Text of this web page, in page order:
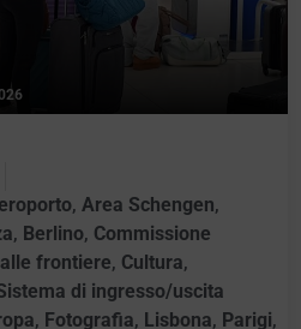
, Area Schengen,
, Berlino, Commissione
frontiere, Cultura,
di ingresso/uscita
, Fotografia, Lisbona, Parigi,